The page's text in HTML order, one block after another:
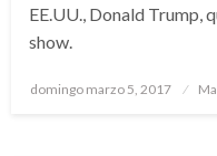
EE.UU., Donald Trump,
show.
Publicado
domingo marzo 5, 2017